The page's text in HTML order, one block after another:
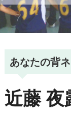
あなたの背
近藤夜